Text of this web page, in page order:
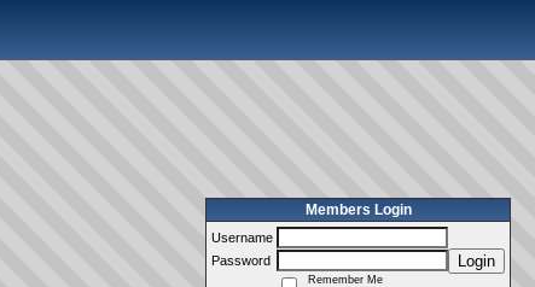
Members Login
Username
Password
Login
Remember Me